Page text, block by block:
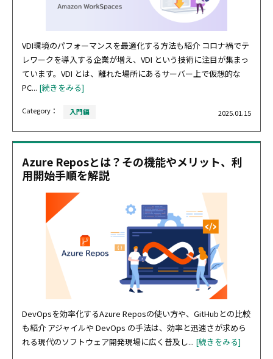
VDI環境のパフォーマンスを最適化する方法も紹介 コロナ禍でテ
レワークを導入する企業が増え、VDI という技術に注目が集まっ
ています。VDI とは、離れた場所にあるサーバー上で仮想的な
PC... [続きをみる]
Category： 入門編 2025.01.15
Azure Reposとは？その機能やメリット、利
用開始手順を解説
DevOpsを効率化するAzure Reposの使い方や、GitHubとの比較
も紹介 アジャイルや DevOps の手法は、効率と迅速さが求めら
れる現代のソフトウェア開発現場に広く普及し... [続きをみる]